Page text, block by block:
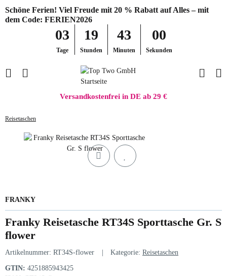
Schöne Ferien! Viel Freude mit 20 % Rabatt auf Alles – mit
dem Code: FERIEN2026
03
Tage
19
Stunden
43
Minuten
00
Sekunden
Versandkostenfrei in DE ab 29 €
Reisetaschen
FRANKY
Franky Reisetasche RT34S Sporttasche Gr. S
flower
Artikelnummer: RT34S-flower Kategorie: Reisetaschen
GTIN: 4251885943425